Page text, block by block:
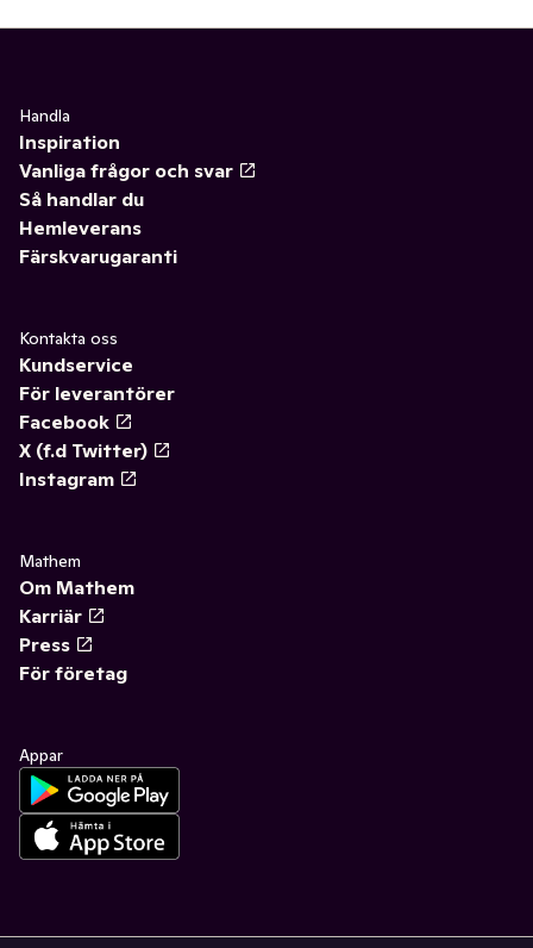
Handla
Inspiration
Vanliga frågor och svar
Så handlar du
Hemleverans
Färskvarugaranti
Kontakta oss
Kundservice
För leverantörer
Facebook
X (f.d Twitter)
Instagram
Mathem
Om Mathem
Karriär
Press
För företag
Appar